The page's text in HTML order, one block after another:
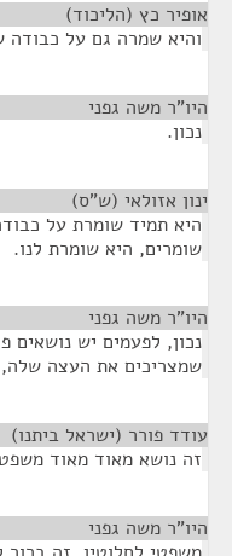
אופיר כץ (הליכוד)
והיא שמרה גם על כבודה
היו"ר משה גפני
נכון.
ינון אזולאי (ש"ס)
היא תמיד שומרת על
שומרים, היא שומרת לנו.
היו"ר משה גפני
נכון, לפעמים יש נושאים
שמצריכים את העצה
עודד פורר (ישראל ביתנו)
זה נושא מאוד מאוד
היו"ר משה גפני